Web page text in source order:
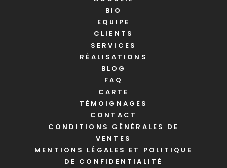
BIO
EQUIPE
CLIENTS
SERVICES
RÉALISATIONS
BLOG
FAQ
CARTE
TÉMOIGNAGES
CONTACT
CONDITIONS GÉNÉRALES DE
VENTES
MENTIONS LÉGALES ET POLITIQUE
DE CONFIDENTIALITÉ